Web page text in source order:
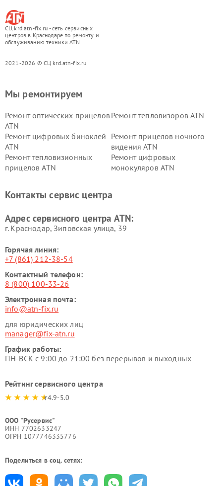
СЦ krd.atn-fix.ru - сеть сервисных
центров в Краснодаре по ремонту и
обслуживанию техники ATN
2021-2026 © СЦ krd.atn-fix.ru
Мы ремонтируем
Ремонт оптических прицелов
ATN
Ремонт тепловизоров ATN
Ремонт цифровых биноклей
ATN
Ремонт прицелов ночного
видения ATN
Ремонт тепловизионных
прицелов ATN
Ремонт цифровых
монокуляров ATN
Контакты сервис центра
Адрес сервисного центра ATN:
г. Краснодар, Зиповская улица, 39
Горячая линия:
+7 (861) 212-38-54
Контактный телефон:
8 (800) 100-33-26
Электронная почта:
info@atn-fix.ru
для юридических лиц
manager@fix-atn.ru
График работы:
ПН-ВСК с 9:00 до 21:00 без перерывов и выходных
Рейтинг сервисного центра
4.9-5.0
ООО "Русервис"
ИНН 7702633247
ОГРН 1077746335776
Поделиться в соц. сетях: